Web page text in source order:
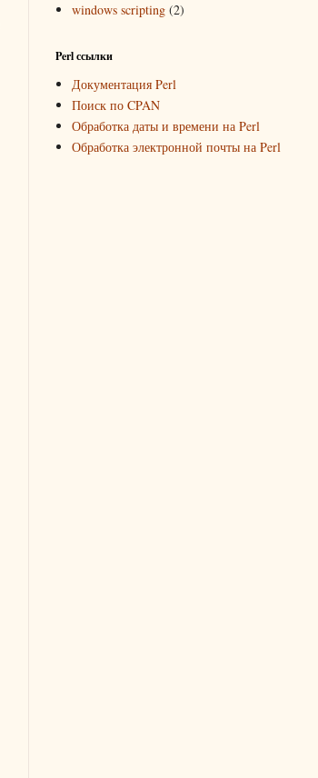
windows scripting (2)
Perl ссылки
Документация Perl
Поиск по CPAN
Обработка даты и времени на Perl
Обработка электронной почты на Perl